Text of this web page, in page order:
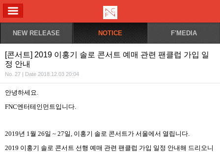
NEW RELEASE NOTICE F'MEDIA
[콘서트] 2019 이홍기 솔로 콘서트 예매 관련 팬클럽 가입 일
정 안내
No. 27 | Date 2018.12.03 20:04
안녕하세요.
FNC엔터테인먼트입니다
2019년 1 월 26일 ~ 27일 이홍기 솔로 콘서트가 서울에서 열립니다
2019 이홍기 솔로 콘서트 선행 예매 관련 팬클럽 가입 일정 안내해 드리오니